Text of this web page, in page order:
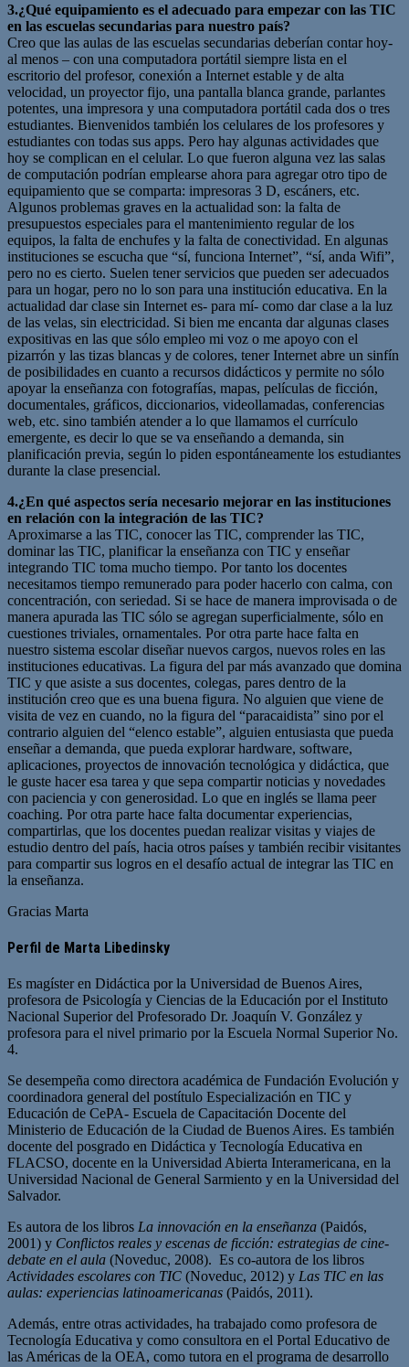
3.¿Qué equipamiento es el adecuado para empezar con las TIC
en las escuelas secundarias para nuestro país?
Creo que las aulas de las escuelas secundarias deberían contar hoy-
al menos – con una computadora portátil siempre lista en el
escritorio del profesor, conexión a Internet estable y de alta
velocidad, un proyector fijo, una pantalla blanca grande, parlantes
potentes, una impresora y una computadora portátil cada dos o tres
estudiantes. Bienvenidos también los celulares de los profesores y
estudiantes con todas sus apps. Pero hay algunas actividades que
hoy se complican en el celular. Lo que fueron alguna vez las salas
de computación podrían emplearse ahora para agregar otro tipo de
equipamiento que se comparta: impresoras 3 D, escáners, etc.
Algunos problemas graves en la actualidad son: la falta de
presupuestos especiales para el mantenimiento regular de los
equipos, la falta de enchufes y la falta de conectividad. En algunas
instituciones se escucha que “sí, funciona Internet”, “sí, anda Wifi”,
pero no es cierto. Suelen tener servicios que pueden ser adecuados
para un hogar, pero no lo son para una institución educativa. En la
actualidad dar clase sin Internet es- para mí- como dar clase a la luz
de las velas, sin electricidad. Si bien me encanta dar algunas clases
expositivas en las que sólo empleo mi voz o me apoyo con el
pizarrón y las tizas blancas y de colores, tener Internet abre un sinfín
de posibilidades en cuanto a recursos didácticos y permite no sólo
apoyar la enseñanza con fotografías, mapas, películas de ficción,
documentales, gráficos, diccionarios, videollamadas, conferencias
web, etc. sino también atender a lo que llamamos el currículo
emergente, es decir lo que se va enseñando a demanda, sin
planificación previa, según lo piden espontáneamente los estudiantes
durante la clase presencial.
4.¿En qué aspectos sería necesario mejorar en las instituciones
en relación con la integración de las TIC?
Aproximarse a las TIC, conocer las TIC, comprender las TIC,
dominar las TIC, planificar la enseñanza con TIC y enseñar
integrando TIC toma mucho tiempo. Por tanto los docentes
necesitamos tiempo remunerado para poder hacerlo con calma, con
concentración, con seriedad. Si se hace de manera improvisada o de
manera apurada las TIC sólo se agregan superficialmente, sólo en
cuestiones triviales, ornamentales. Por otra parte hace falta en
nuestro sistema escolar diseñar nuevos cargos, nuevos roles en las
instituciones educativas. La figura del par más avanzado que domina
TIC y que asiste a sus docentes, colegas, pares dentro de la
institución creo que es una buena figura. No alguien que viene de
visita de vez en cuando, no la figura del “paracaidista” sino por el
contrario alguien del “elenco estable”, alguien entusiasta que pueda
enseñar a demanda, que pueda explorar hardware, software,
aplicaciones, proyectos de innovación tecnológica y didáctica, que
le guste hacer esa tarea y que sepa compartir noticias y novedades
con paciencia y con generosidad. Lo que en inglés se llama peer
coaching. Por otra parte hace falta documentar experiencias,
compartirlas, que los docentes puedan realizar visitas y viajes de
estudio dentro del país, hacia otros países y también recibir visitantes
para compartir sus logros en el desafío actual de integrar las TIC en
la enseñanza.
Gracias Marta
Perfil de Marta Libedinsky
Es magíster en Didáctica por la Universidad de Buenos Aires,
profesora de Psicología y Ciencias de la Educación por el Instituto
Nacional Superior del Profesorado Dr. Joaquín V. González y
profesora para el nivel primario por la Escuela Normal Superior No.
4.
Se desempeña como directora académica de Fundación Evolución y
coordinadora general del postítulo Especialización en TIC y
Educación de CePA- Escuela de Capacitación Docente del
Ministerio de Educación de la Ciudad de Buenos Aires. Es también
docente del posgrado en Didáctica y Tecnología Educativa en
FLACSO, docente en la Universidad Abierta Interamericana, en la
Universidad Nacional de General Sarmiento y en la Universidad del
Salvador.
Es autora de los libros La innovación en la enseñanza (Paidós,
2001) y Conflictos reales y escenas de ficción: estrategias de cine-
debate en el aula (Noveduc, 2008). Es co-autora de los libros
Actividades escolares con TIC (Noveduc, 2012) y Las TIC en las
aulas: experiencias latinoamericanas (Paidós, 2011).
Además, entre otras actividades, ha trabajado como profesora de
Tecnología Educativa y como consultora en el Portal Educativo de
las Américas de la OEA, como tutora en el programa de desarrollo